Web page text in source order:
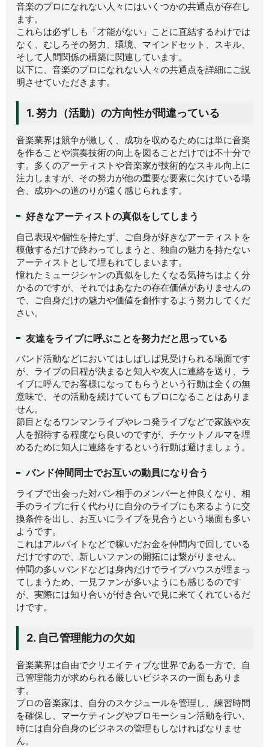
音楽のプロになれない人々にはいくつかの共通点が存在し
ます。
これらは必ずしも「才能がない」ことに直結するわけでは
なく、むしろその努力、環境、マインドセット、スキル、
そして人間関係の構築に関連しています。
以下に、音楽のプロになれない人々の共通点を詳細にご説
明させていただきます。
1. 努力（活動）の方向性が間違っている
音楽業界は競争が激しく、成功を収めるためには単に音楽
を作ることや演奏技術の向上を図ることだけでは不十分で
す。多くのアーティストや音楽家が技術的なスキル向上に
注力しますが、その努力が他の重要な要素に欠けている場
合、成功への道のりが遠く感じられます。
好きなアーティストの真似をしてしまう
自己表現や個性を持たず、ご自身が好きなアーティストを
模倣するだけで終わってしまうと、独自の魅力を持たない
アーティストとして埋もれてしまいます。
憧れたミュージシャンの真似をしたくなる気持ちはよく分
かるのですが、それではあなたの存在価値がありませんの
で、ご自身だけの魅力や価値を創作するよう努力してくだ
さい。
友達をライブに呼ぶことを努力だと思っている
バンド活動などにおいてはしばしば見受けられる場面です
が、ライブの日程が決まると知人や友人に連絡を送り、ラ
イブに呼んでお客様になってもらうという行動は全くの無
意味で、その活動を続けていてもプロになることはありま
せん。
節目となるワンマンライブやレコ発ライブなどで家族や友
人を招待する程度なら良いのですが、チケットノルマを埋
めるために知人に連絡をするという行動は避けましょう。
バンド仲間同士でお互いの動員になり合う
ライブで出会った対バン相手のメンバーと仲良くなり、相
手のライブに行く代わりに自分のライブにも来るように交
換条件を出し、お互いにライブを見合うという場面も多い
ようです。
これはアルバイトなどで稼いだお金を仲間内で回している
だけですので、新しいファンの開拓には繋がりません。
仲間の多いバンドなどは身内だけでライブハウスが埋まっ
てしまうため、一見ファンが多いようにも感じるのです
が、実際には知り合いが付き合いで見に来てくれているだ
けです。
2. 自己管理能力の欠如
音楽業界は自由でクリエイティブな世界である一方で、自
己管理能力が求められる厳しいビジネスの一面もありま
す。
プロの音楽家は、自分のスケジュールを管理し、練習時間
を確保し、マーケティングやプロモーション活動を行い、
時には自分自身のビジネスの管理もしなければなりませ
ん。